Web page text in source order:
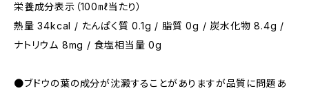
栄養成分表示（100㎖当たり）
熱量 34kcal / たんぱく質 0.1g / 脂質 0g / 炭水化物 8.4g /
ナトリウム 8mg / 食塩相当量 0g
●ブドウの葉の成分が沈澱することがありますが品質に問題あ